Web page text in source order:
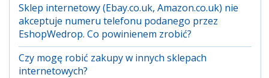
Sklep internetowy (Ebay.co.uk, Amazon.co.uk) nie
akceptuje numeru telefonu podanego przez
EshopWedrop. Co powinienem zrobić?
Czy mogę robić zakupy w innych sklepach
internetowych?